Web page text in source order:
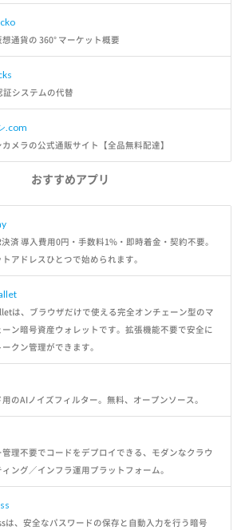
通貨の 360° マーケット概要
証システムの代替
.com
メラの公式通販サイト【全品無料配達】
おすすめアプリ
決済 導入費用0円・手数料1%・即時着金・契約不要。
アドレスひとつで始められます。
は、ブラウザだけで使える完全オンチェーン型のマ
ーン暗号資産ウォレットです。拡張機能不要で安全に
クン管理ができます。
のAIノイズフィルター。無料、オープンソース。
管理不要でコードをデプロイできる、モダンなクラウ
ィング／インフラ運用プラットフォーム。
は、安全なパスワードの保存と自動入力を行う暗号